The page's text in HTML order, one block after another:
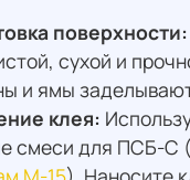
поверхности:
сухой и
и ямы
клея:
смеси для ПСБ-С